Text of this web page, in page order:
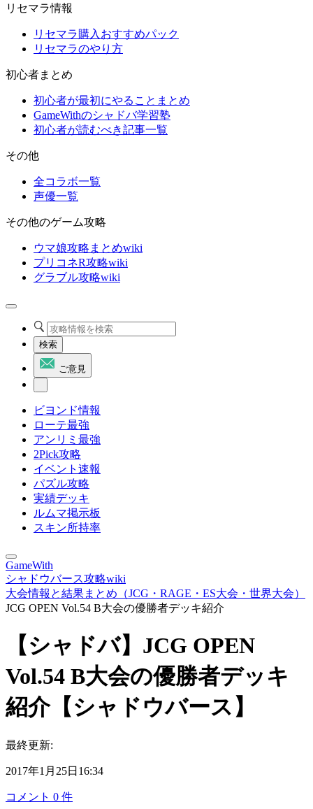
リセマラ情報
リセマラ購入おすすめパック
リセマラのやり方
初心者まとめ
初心者が最初にやることまとめ
GameWithのシャドバ学習塾
初心者が読むべき記事一覧
その他
全コラボ一覧
声優一覧
その他のゲーム攻略
ウマ娘攻略まとめwiki
プリコネR攻略wiki
グラブル攻略wiki
検索
ご意見
ビヨンド情報
ローテ最強
アンリミ最強
2Pick攻略
イベント速報
パズル攻略
実績デッキ
ルムマ掲示板
スキン所持率
GameWith
シャドウバース攻略wiki
大会情報と結果まとめ（JCG・RAGE・ES大会・世界大会）
JCG OPEN Vol.54 B大会の優勝者デッキ紹介
【シャドバ】JCG OPEN
Vol.54 B大会の優勝者デッキ
紹介【シャドウバース】
最終更新:
2017年1月25日16:34
コメント 0 件